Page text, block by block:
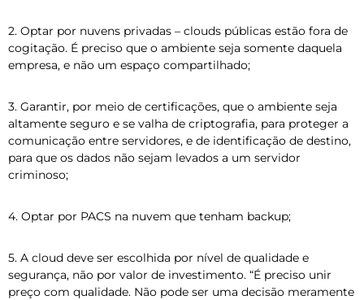
2. Optar por nuvens privadas – clouds públicas estão fora de
cogitação. É preciso que o ambiente seja somente daquela
empresa, e não um espaço compartilhado;
3. Garantir, por meio de certificações, que o ambiente seja
altamente seguro e se valha de criptografia, para proteger a
comunicação entre servidores, e de identificação de destino,
para que os dados não sejam levados a um servidor
criminoso;
4. Optar por PACS na nuvem que tenham backup;
5. A cloud deve ser escolhida por nível de qualidade e
segurança, não por valor de investimento. “É preciso unir
preço com qualidade. Não pode ser uma decisão meramente